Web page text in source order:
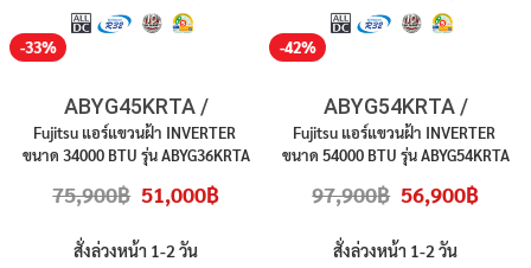
-33%
ABYG45KRTA /
AOYG45KRTA [3เฟส]
Fujitsu แอร์แขวนฝ้า INVERTER
ขนาด 34000 BTU รุ่น ABYG36KRTA
เบอร์ 5 R32 คอมเพรสเซอร์ 10 ปี
ตั้ง
75,900฿ Original
price
75,900฿.
51,000฿Current
price
สั่งล่วงหน้า 1-2 วัน
-42%
ABYG54KRTA /
AOYG54KRTA [3เฟส]
Fujitsu แอร์แขวนฝ้า INVERTER
ขนาด 54000 BTU รุ่น ABYG54KRTA
เบอร์ 5 R32 คอมเพรสเซอร์ 10 ปี
ตั้ง
97,900฿ Original
price
97,900฿.
56,900฿price
สั่งล่วงหน้า 1-2 วัน